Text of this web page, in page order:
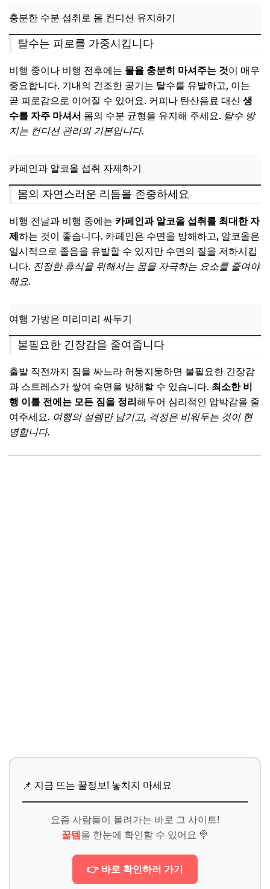
충분한 수분 섭취로 몸 컨디션 유지하기
탈수는 피로를 가중시킵니다
비행 중이나 비행 전후에는 물을 충분히 마셔주는 것이 매우
중요합니다. 기내의 건조한 공기는 탈수를 유발하고, 이는
곧 피로감으로 이어질 수 있어요. 커피나 탄산음료 대신 생
수를 자주 마셔서 몸의 수분 균형을 유지해 주세요. 탈수 방
지는 컨디션 관리의 기본입니다.
카페인과 알코올 섭취 자제하기
몸의 자연스러운 리듬을 존중하세요
비행 전날과 비행 중에는 카페인과 알코올 섭취를 최대한 자
제하는 것이 좋습니다. 카페인은 수면을 방해하고, 알코올은
일시적으로 졸음을 유발할 수 있지만 수면의 질을 저하시킵
니다. 진정한 휴식을 위해서는 몸을 자극하는 요소를 줄여야
해요.
여행 가방은 미리미리 싸두기
불필요한 긴장감을 줄여줍니다
출발 직전까지 짐을 싸느라 허둥지둥하면 불필요한 긴장감
과 스트레스가 쌓여 숙면을 방해할 수 있습니다. 최소한 비
행 이틀 전에는 모든 짐을 정리해두어 심리적인 압박감을 줄
여주세요. 여행의 설렘만 남기고, 걱정은 비워두는 것이 현
명합니다.
📌 지금 뜨는 꿀정보! 놓치지 마세요
요즘 사람들이 몰려가는 바로 그 사이트!
꿀템 을 한눈에 확인할 수 있어요 🍭
👉 바로 확인하러 가기